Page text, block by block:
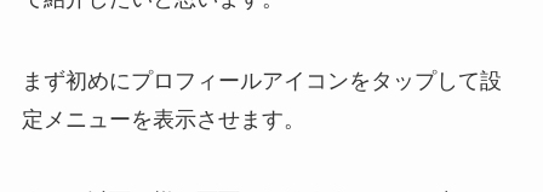
まず初めにプロフィールアイコンをタップして設
定メニューを表示させます。